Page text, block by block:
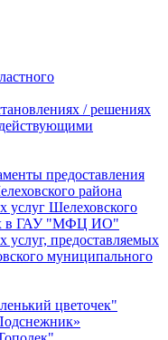
/ решениях
предоставления
района
услуг Шелеховского
в ГАУ "МФЦ ИО"
предоставляемых
муниципального
цветочек"